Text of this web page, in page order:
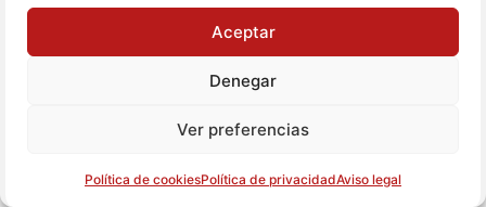
Aceptar
Denegar
Ver preferencias
Política de cookiesPolítica de privacidadAviso legal
La justificación económica se realizará de
diciembre, por la que se aprueban las normas
programas operativos del Fondo Europeo de
mediante los procedimientos establecidos en la